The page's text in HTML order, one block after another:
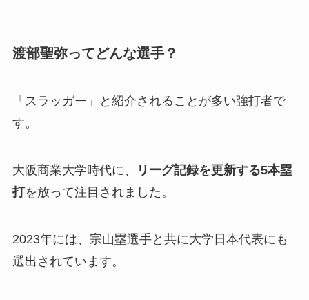
渡部聖弥ってどんな選手？
「スラッガー」と紹介されることが多い強打者で
す。
大阪商業大学時代に、
リーグ記録を更新する5本塁
打を放って注目されました。
2023年には、宗山塁選手と共に大学日本代表にも
選出されています。